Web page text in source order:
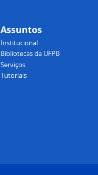
Assuntos
Institucional
Bibliotecas da UFPB
Serviços
Tutoriais